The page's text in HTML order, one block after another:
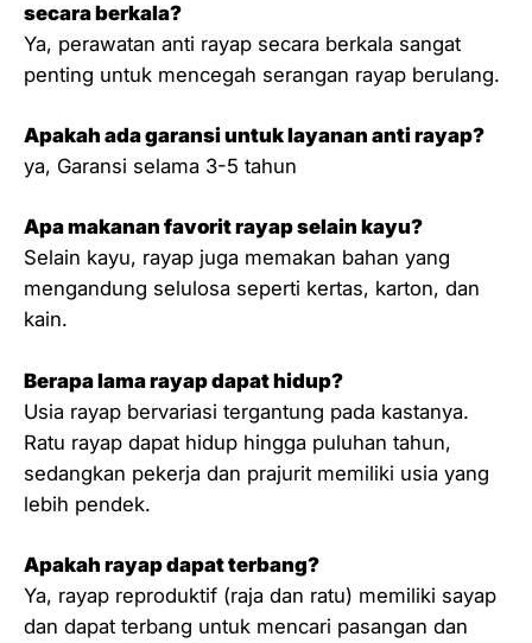
secara berkala?
Ya, perawatan anti rayap secara berkala sangat
penting untuk mencegah serangan rayap berulang.
Apakah ada garansi untuk layanan anti rayap?
ya, Garansi selama 3-5 tahun
Apa makanan favorit rayap selain kayu?
Selain kayu, rayap juga memakan bahan yang
mengandung selulosa seperti kertas, karton, dan
kain.
Berapa lama rayap dapat hidup?
Usia rayap bervariasi tergantung pada kastanya.
Ratu rayap dapat hidup hingga puluhan tahun,
sedangkan pekerja dan prajurit memiliki usia yang
lebih pendek.
Apakah rayap dapat terbang?
Ya, rayap reproduktif (raja dan ratu) memiliki sayap
dan dapat terbang untuk mencari pasangan dan